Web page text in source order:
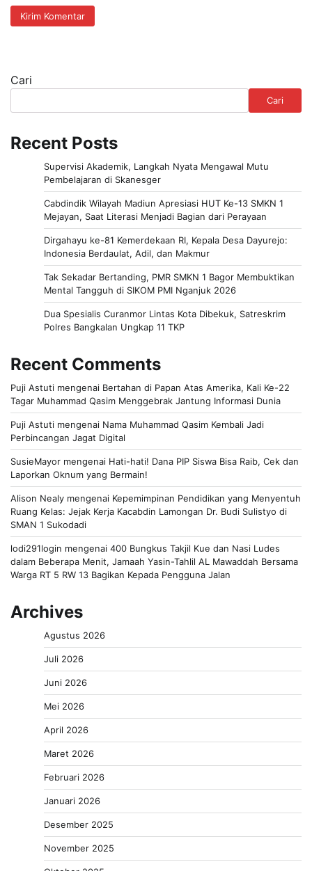
Cari
Cari
Recent Posts
Supervisi Akademik, Langkah Nyata Mengawal Mutu
Pembelajaran di Skanesger
Cabdindik Wilayah Madiun Apresiasi HUT Ke-13 SMKN 1
Mejayan, Saat Literasi Menjadi Bagian dari Perayaan
Dirgahayu ke-81 Kemerdekaan RI, Kepala Desa Dayurejo:
Indonesia Berdaulat, Adil, dan Makmur
Tak Sekadar Bertanding, PMR SMKN 1 Bagor Membuktikan
Mental Tangguh di SIKOM PMI Nganjuk 2026
Dua Spesialis Curanmor Lintas Kota Dibekuk, Satreskrim
Polres Bangkalan Ungkap 11 TKP
Recent Comments
Puji Astuti mengenai Bertahan di Papan Atas Amerika, Kali Ke-22
Tagar Muhammad Qasim Menggebrak Jantung Informasi Dunia
Puji Astuti mengenai Nama Muhammad Qasim Kembali Jadi
Perbincangan Jagat Digital
SusieMayor mengenai Hati-hati! Dana PIP Siswa Bisa Raib, Cek dan
Laporkan Oknum yang Bermain!
Alison Nealy mengenai Kepemimpinan Pendidikan yang Menyentuh
Ruang Kelas: Jejak Kerja Kacabdin Lamongan Dr. Budi Sulistyo di
SMAN 1 Sukodadi
lodi291login mengenai 400 Bungkus Takjil Kue dan Nasi Ludes
dalam Beberapa Menit, Jamaah Yasin-Tahlil AL Mawaddah Bersama
Warga RT 5 RW 13 Bagikan Kepada Pengguna Jalan
Archives
Agustus 2026
Juli 2026
Juni 2026
Mei 2026
April 2026
Maret 2026
Februari 2026
Januari 2026
Desember 2025
November 2025